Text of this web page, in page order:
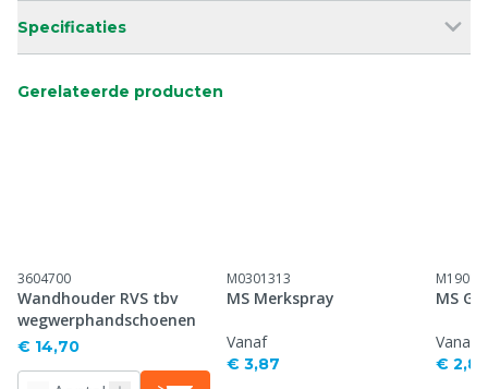
Specificaties
Gerelateerde producten
3604700
Wandhouder RVS tbv
wegwerphandschoenen
€ 14,70
M0301313
MS Merkspray
Vanaf
€ 3,87
MS
Vanaf
€ 2,85